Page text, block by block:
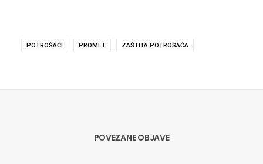
POTROŠAČI PROMET ZAŠTITA POTROŠAČA
POVEZANE OBJAVE